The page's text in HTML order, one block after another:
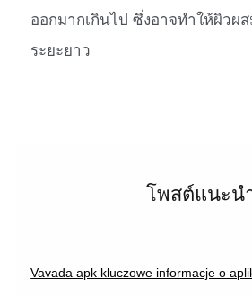
ออกมากเกินไป ซึ่งอาจทำให้ผิวผ
ระยะยาว
โพสต์แนะน
Vavada apk kluczowe informacje o